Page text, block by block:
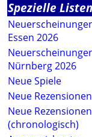
Spezielle Listen
Essen 2026
Nürnberg 2026
Neue Spiele
Neue Rezensionen
Neue Rezensionen
(chronologisch)